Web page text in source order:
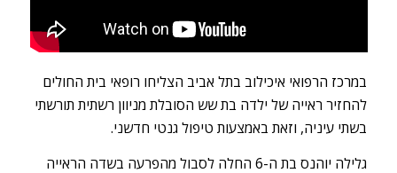
במרכז הרפואי איכילוב בתל אביב הצליחו רופאי בית החולים
להחזיר ראייה של ילדה בת שש הסובלת מניוון רשתית תורשתי
בשתי עיניה, וזאת באמצעות טיפול גנטי חדשני.
גלילה יוהנס בת ה-6 החלה לסבול מהפרעה בשדה הראייה